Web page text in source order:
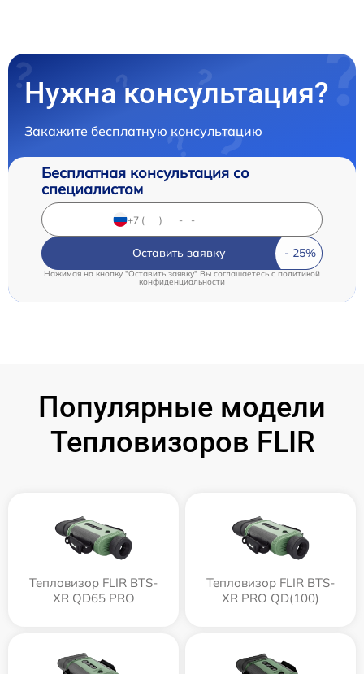
Нужна консультация?
Закажите бесплатную консультацию
Бесплатная консультация со
специалистом
Оставить заявку
Нажимая на кнопку "Оставить заявку" Вы соглашаетесь c политикой
конфиденциальности
Популярные модели
Тепловизоров FLIR
Тепловизор FLIR BTS-
XR QD65 PRO
Тепловизор FLIR BTS-
XR PRO QD(100)